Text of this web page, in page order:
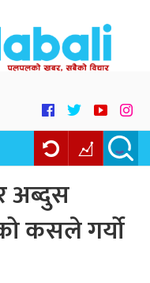
अब्दुस
कसले गर्यो